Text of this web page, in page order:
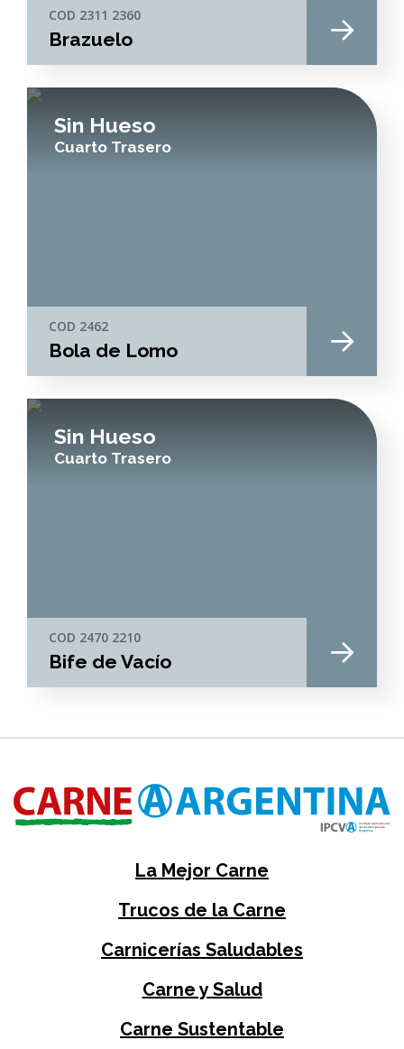
COD 2311 2360
Brazuelo
Sin Hueso
Cuarto Trasero
COD 2462
Bola de Lomo
Sin Hueso
Cuarto Trasero
COD 2470 2210
Bife de Vacío
La Mejor Carne
Trucos de la Carne
Carnicerías Saludables
Carne y Salud
Carne Sustentable